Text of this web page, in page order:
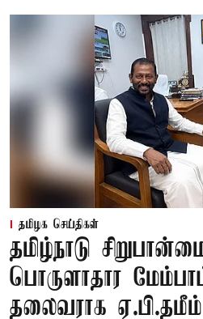
தமிழக செய்திகள்
தமிழ்நாடு
பொருளாதார
தலைவராக